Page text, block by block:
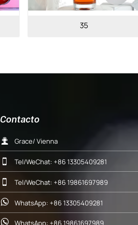
34
Contacto
 Grace/ Vienna
 Tel/WeChat: +86 13305409281
 Tel/WeChat: +86 19861697989
 WhatsApp: +86 13305409281
 WhatsApp: +86 19861697989